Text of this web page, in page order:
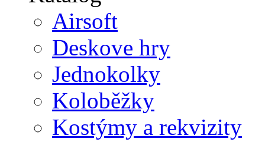
Airsoft
Deskove hry
Jednokolky
Koloběžky
Kostýmy a rekvizity